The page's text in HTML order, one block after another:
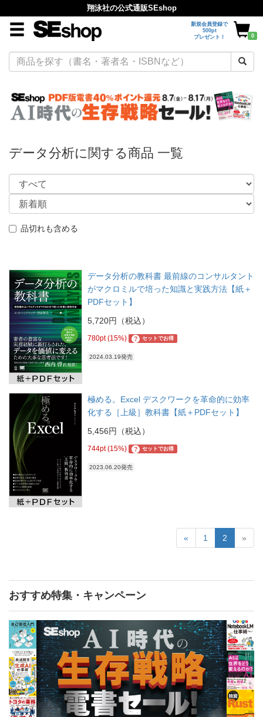
翔泳社の公式通販SEshop
新規会員登録で
500pt
プレゼント！
0
データ分析に関する商品 一覧
品切れも含める
データ分析の教科書 最前線のコンサルタント
がマクロミルで培った知識と実践方法【紙＋
PDFセット】
5,720円（税込）
780pt (15%) ? セットでお得
2024.03.19発売
極める。Excel デスクワークを革命的に効率
化する［上級］教科書【紙＋PDFセット】
5,456円（税込）
744pt (15%) ? セットでお得
2023.06.20発売
« 1 2 »
おすすめ特集・キャンペーン